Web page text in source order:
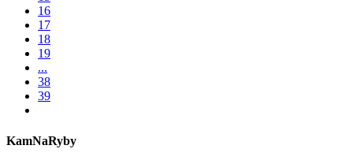
16
17
18
19
...
38
39
KamNaRyby